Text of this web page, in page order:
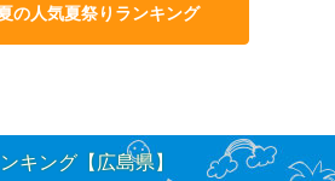
の人気夏祭りランキング
キング【広島県】